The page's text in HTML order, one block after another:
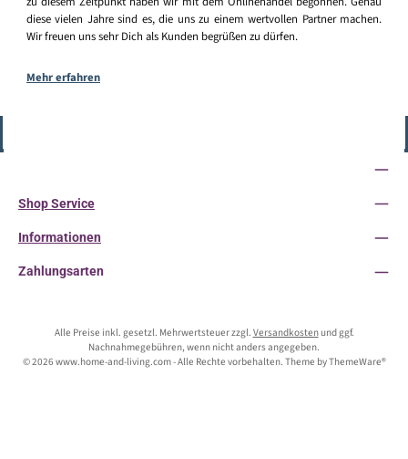
diese vielen Jahre sind es, die uns zu einem wertvollen Partner machen.
Wir freuen uns sehr Dich als Kunden begrüßen zu dürfen.
Mehr erfahren
Shop Service
Informationen
Zahlungsarten
Alle Preise inkl. gesetzl. Mehrwertsteuer zzgl. Versandkostenund ggf.
Nachnahmegebühren, wenn nicht anders angegeben.
© 2026 www.home-and-living.com - Alle Rechte vorbehalten. Theme byThemeWare®